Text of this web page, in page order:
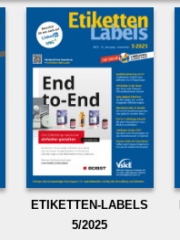
ETIKETTEN-LABELS
5/2025